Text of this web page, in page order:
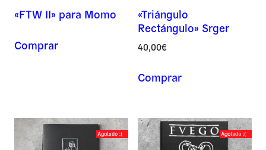
«FTW II» para Momo
Comprar
«Triángulo
Rectángulo» Srger
40,00€
Comprar